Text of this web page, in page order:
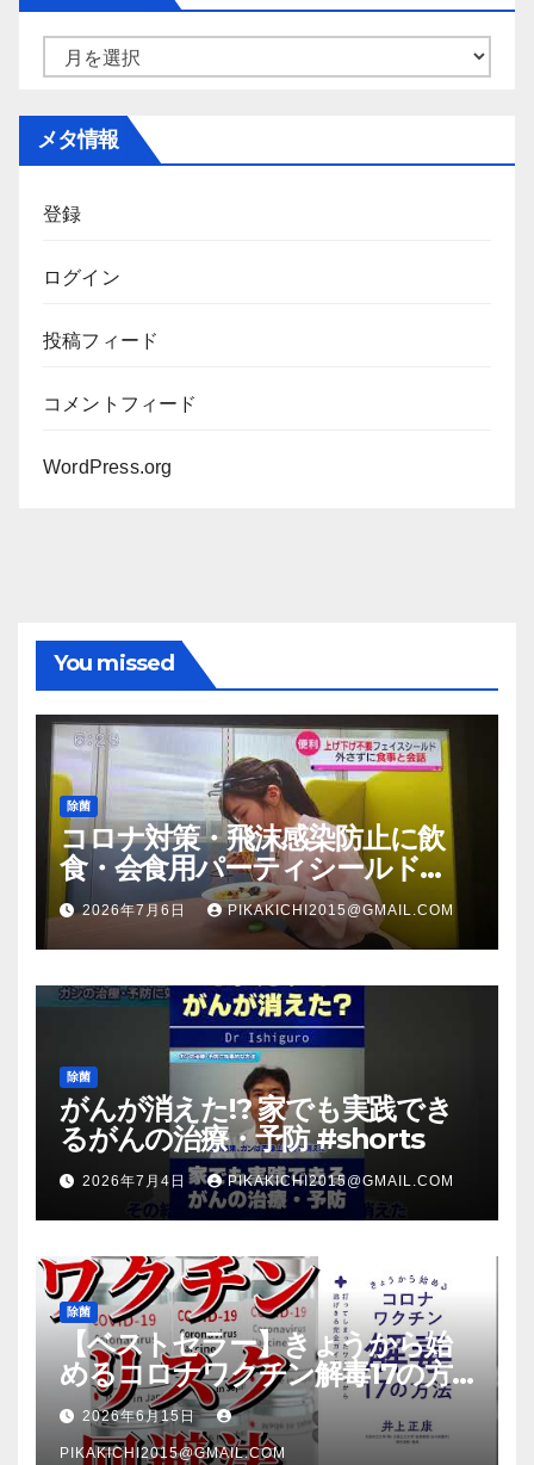
ー
メタ情報
登録
ログイン
投稿フィード
コメントフィード
WordPress.org
You missed
除菌
コロナ対策・飛沫感染防止に飲
食・会食用パーティシールド
（マスク会食代替品）ＦＢＣ福井
放送のＴＶ番組での紹介映像
2026年7月6日 PIKAKICHI2015@GMAIL.COM
除菌
がんが消えた!? 家でも実践でき
るがんの治療・予防 #shorts
2026年7月4日 PIKAKICHI2015@GMAIL.COM
除菌
【ベストセラー】きょうから始
めるコロナワクチン解毒17の方
法【本要約】
2026年6月15日
PIKAKICHI2015@GMAIL.COM